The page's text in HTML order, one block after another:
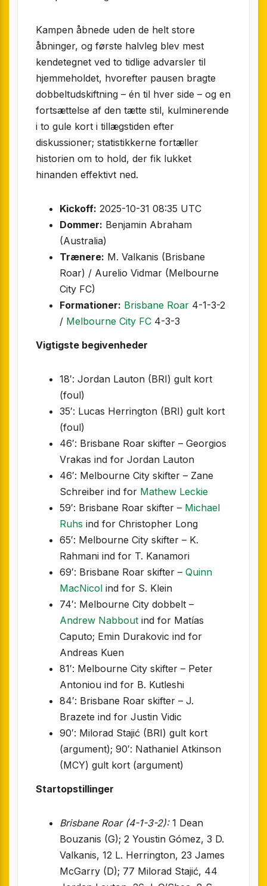
Kampen åbnede uden de helt store
åbninger, og første halvleg blev mest
kendetegnet ved to tidlige advarsler til
hjemmeholdet, hvorefter pausen bragte
dobbeltudskiftning – én til hver side – og en
fortsættelse af den tætte stil, kulminerende
i to gule kort i tillægstiden efter
diskussioner; statistikkerne fortæller
historien om to hold, der fik lukket
hinanden effektivt ned.
Kickoff: 2025-10-31 08:35 UTC
Dommer: Benjamin Abraham
(Australia)
Trænere: M. Valkanis (Brisbane
Roar) / Aurelio Vidmar (Melbourne
City FC)
Formationer: Brisbane Roar 4-1-3-2
/ Melbourne City FC 4-3-3
Vigtigste begivenheder
18′: Jordan Lauton (BRI) gult kort
(foul)
35′: Lucas Herrington (BRI) gult kort
(foul)
46′: Brisbane Roar skifter – Georgios
Vrakas ind for Jordan Lauton
46′: Melbourne City skifter – Zane
Schreiber ind for Mathew Leckie
59′: Brisbane Roar skifter – Michael
Ruhs ind for Christopher Long
65′: Melbourne City skifter – K.
Rahmani ind for T. Kanamori
69′: Brisbane Roar skifter – Quinn
MacNicol ind for S. Klein
74′: Melbourne City dobbelt –
Andrew Nabbout ind for Matías
Caputo; Emin Durakovic ind for
Andreas Kuen
81′: Melbourne City skifter – Peter
Antoniou ind for B. Kutleshi
84′: Brisbane Roar skifter – J.
Brazete ind for Justin Vidic
90′: Milorad Stajić (BRI) gult kort
(argument); 90′: Nathaniel Atkinson
(MCY) gult kort (argument)
Startopstillinger
Brisbane Roar (4-1-3-2):1 Dean
Bouzanis (G); 2 Youstin Gómez, 3 D.
Valkanis, 12 L. Herrington, 23 James
McGarry (D); 77 Milorad Stajić, 44